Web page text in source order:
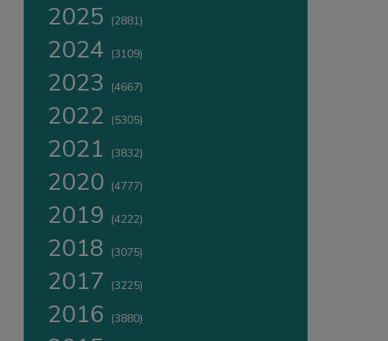
2025 (2881)
2024 (3109)
2023 (4667)
2022 (5305)
2021 (3832)
2020 (4777)
2019 (4222)
2018 (3075)
2017 (3225)
2016 (3880)